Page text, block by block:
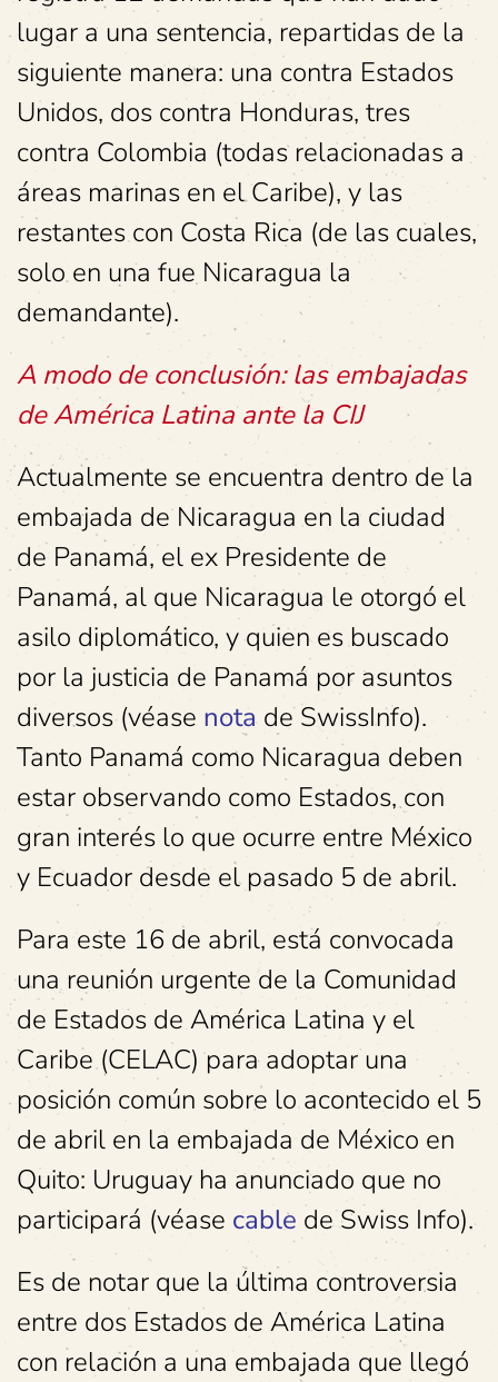
lugar a una sentencia, repartidas de la
siguiente manera: una contra Estados
Unidos, dos contra Honduras, tres
contra Colombia (todas relacionadas a
áreas marinas en el Caribe), y las
restantes con Costa Rica (de las cuales,
solo en una fue Nicaragua la
demandante).
A modo de conclusión: las embajadas
de América Latina ante la CIJ
Actualmente se encuentra dentro de la
embajada de Nicaragua en la ciudad
de Panamá, el ex Presidente de
Panamá, al que Nicaragua le otorgó el
asilo diplomático, y quien es buscado
por la justicia de Panamá por asuntos
diversos (véase nota de SwissInfo).
Tanto Panamá como Nicaragua deben
estar observando como Estados, con
gran interés lo que ocurre entre México
y Ecuador desde el pasado 5 de abril.
Para este 16 de abril, está convocada
una reunión urgente de la Comunidad
de Estados de América Latina y el
Caribe (CELAC) para adoptar una
posición común sobre lo acontecido el 5
de abril en la embajada de México en
Quito: Uruguay ha anunciado que no
participará (véase cable de Swiss Info).
Es de notar que la última controversia
entre dos Estados de América Latina
con relación a una embajada que llegó